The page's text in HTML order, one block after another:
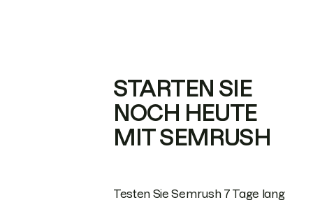
STARTEN SIE
NOCH HEUTE
MIT SEMRUSH
Testen Sie Semrush 7 Tage lang